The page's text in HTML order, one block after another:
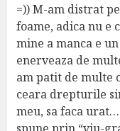
s
:
=)) M-am distrat
foame, adica nu e
mine a manca e
enerveaza de
am patit de multe
ceara drepturile
meu, sa faca